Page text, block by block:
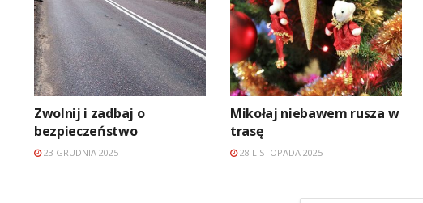
Zwolnij i zadbaj o
bezpieczeństwo
23 GRUDNIA 2025
Mikołaj niebawem rusza w
trasę
28 LISTOPADA 2025